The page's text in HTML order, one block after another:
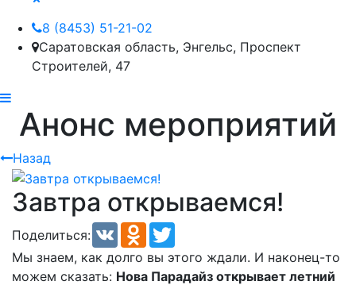
8 (8453) 51-21-02
Саратовская область, Энгельс, Проспект
Строителей, 47
Анонс мероприятий
Назад
Завтра открываемся!
Поделиться: VK Odnoklassniki
Мы знаем, как долго вы этого ждали. И наконец-то
можем сказать: Нова Парадайз открывает летний